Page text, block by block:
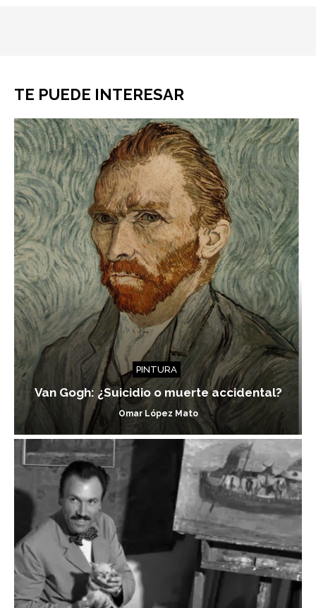
TE PUEDE INTERESAR
PINTURA
Van Gogh: ¿Suicidio o muerte accidental?
Omar López Mato